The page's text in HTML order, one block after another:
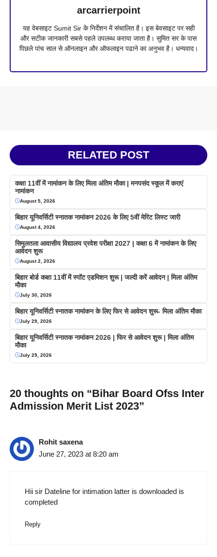
arcarrierpoint
यह वेबसाइट Sumit Sir के निर्देशन में संचालित है। इस बेवसाइट पर सही
और सटीक जानकारी सबसे पहले उपलब्ध कराया जाता है। सुमित सर के पास
पिछले पांच साल से ऑनलाइन और ऑफलाइन पढाने का अनुभव है। धन्यवाद।
RELATED POST
कक्षा 11वीं में नामांकन के लिए मिला अंतिम मौका | मनपसंद स्कूल में कराएं
नामांकन
August 5, 2026
बिहार यूनिवर्सिटी स्नातक नामांकन 2026 के लिए 5वीं मेरिट लिस्ट जारी
August 4, 2026
सिमुलतला आवासीय विद्यालय प्रवेश परीक्षा 2027 | कक्षा 6 में नामांकन के लिए
आवेदन शुरू
August 2, 2026
बिहार बोर्ड कक्षा 11वीं में स्पॉट एडमिशन शुरू | जल्दी करें आवेदन | मिला अंतिम
मौका
July 30, 2026
बिहार यूनिवर्सिटी स्नातक नामांकन के लिए फिर से आवेदन शुरू- मिला अंतिम मौका
July 29, 2026
बिहार यूनिवर्सिटी स्नातक नामांकन 2026 | फिर से आवेदन शुरू | मिला अंतिम
मौका
July 29, 2026
20 thoughts on “Bihar Board Ofss Inter
Admission Merit List 2023”
Rohit saxena
June 27, 2023 at 8:20 am
Hii sir Dateline for intimation latter is downloaded is
completed
Reply